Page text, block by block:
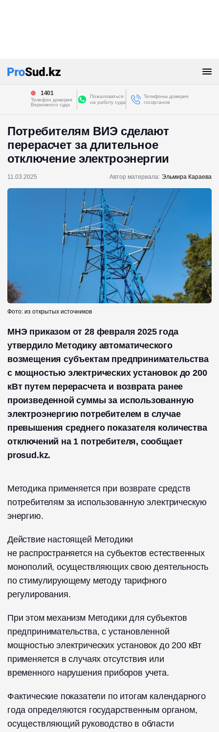
1401
Телефон доверия
Верховного суда
Пожаловаться
на работу суда
Телефоны доверия
госорганов
Потребителям ВИЭ сделают
перерасчет за длительное
отключение электроэнергии
11.03.2025 Автор материала: Эльмира Караева
Фото: из открытых источников
МНЭ приказом от 28 февраля 2025 года
утвердило Методику автоматического
возмещения субъектам предпринимательства
с мощностью электрических установок до 200
кВт путем перерасчета и возврата ранее
произведенной суммы за использованную
электроэнергию потребителем в случае
превышения среднего показателя количества
отключений на 1 потребителя, сообщает
prosud.kz.
Методика применяется при возврате средств
потребителям за использованную электрическую
энергию.
Действие настоящей Методики
не распространяется на субъектов естественных
монополий, осуществляющих свою деятельность
по стимулирующему методу тарифного
регулирования.
При этом механизм Методики для субъектов
предпринимательства, с установленной
мощностью электрических установок до 200 кВт
применяется в случаях отсутствия или
временного нарушения приборов учета.
Фактические показатели по итогам календарного
года определяются государственным органом,
осуществляющий руководство в области